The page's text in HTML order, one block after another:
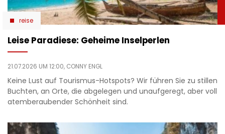
reise
Leise Paradiese: Geheime Inselperlen
21.07.2026 UM 12:00, CONNY ENGL
Keine Lust auf Tourismus-Hotspots? Wir führen Sie zu stillen
Buchten, an Orte, die abgelegen und unaufgeregt, aber voll
atemberaubender Schönheit sind.